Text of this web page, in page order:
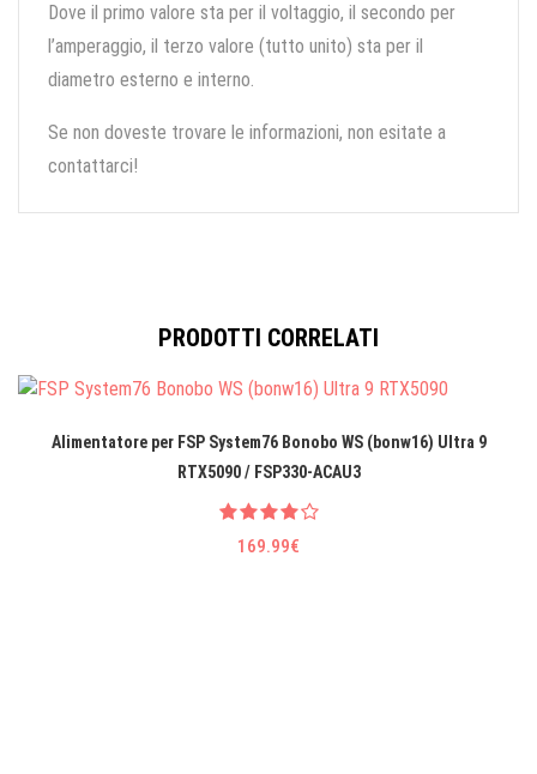
Dove il primo valore sta per il voltaggio, il secondo per
l’amperaggio, il terzo valore (tutto unito) sta per il
diametro esterno e interno.
Se non doveste trovare le informazioni, non esitate a
contattarci!
PRODOTTI CORRELATI
Alimentatore per FSP System76 Bonobo WS (bonw16) Ultra 9
RTX5090 / FSP330-ACAU3
169.99€